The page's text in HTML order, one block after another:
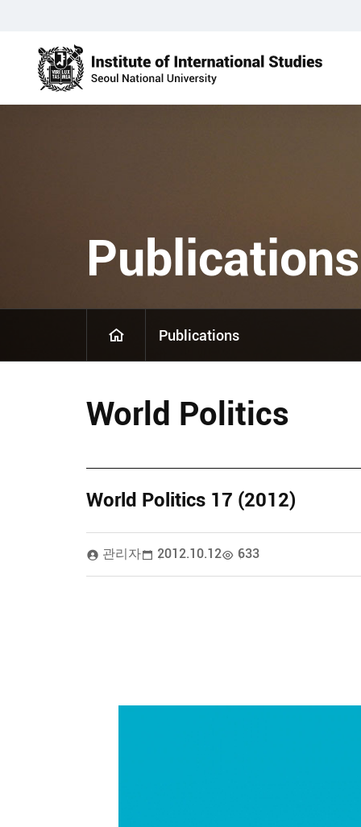
Publications
Publications
World Politics
World Politics 17 (2012)
관리자 2012.10.12 633